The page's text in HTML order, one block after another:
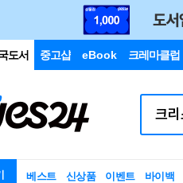
도서 중고샵 eBook 크레마클럽
베스트 신상품 이벤트 바이백